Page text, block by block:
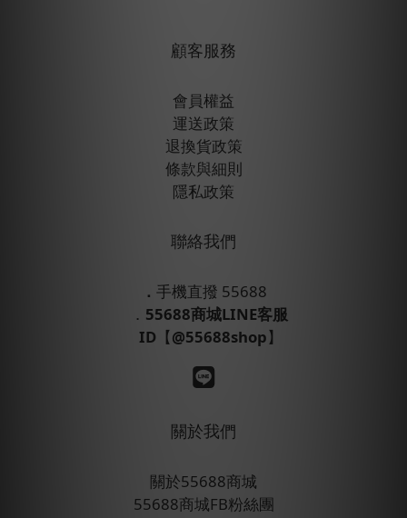
顧客服務
會員權益
運送政策
退換貨政策
條款與細則
隱私政策
聯絡我們
． 手機直撥 55688
． 55688商城LINE客服
ID 【@55688shop】
關於我們
關於55688商城
55688商城FB粉絲團